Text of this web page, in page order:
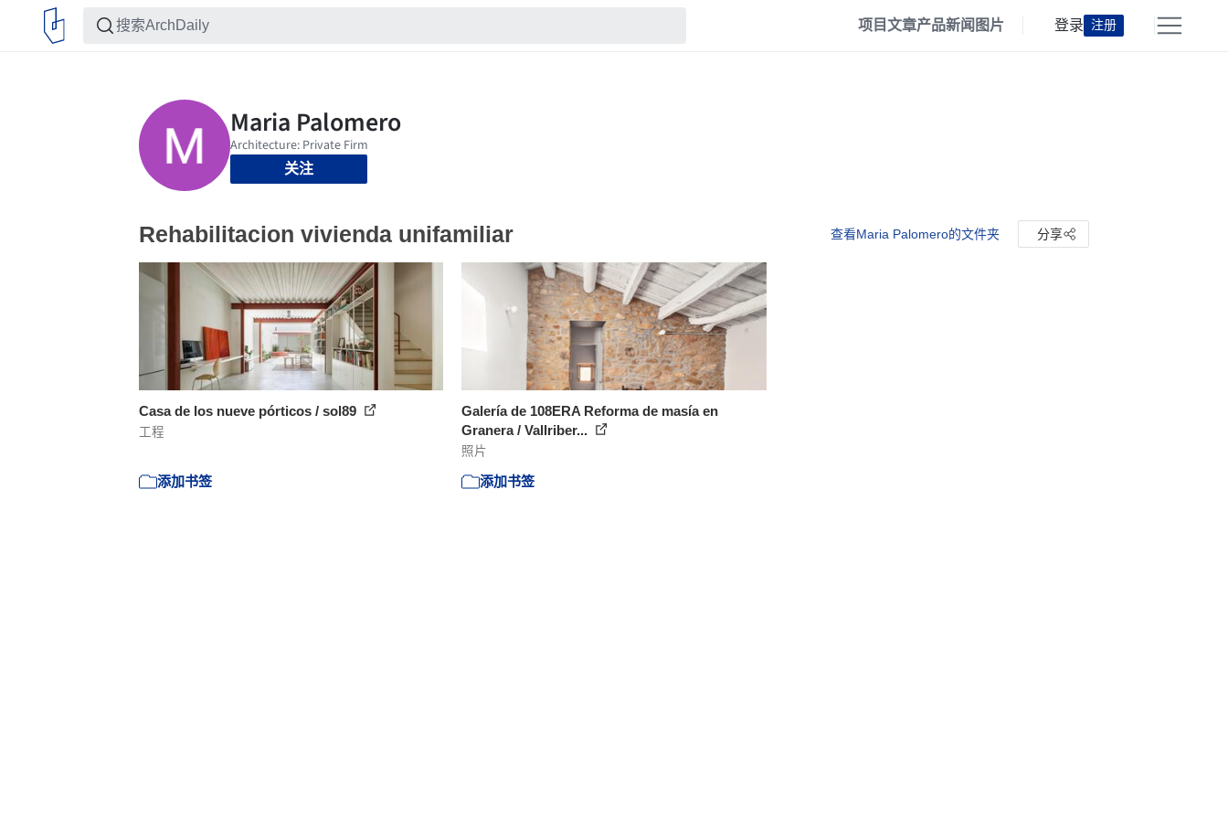
项目文章产品新闻 图片 登录 注册
关注
Rehabilitacion vivienda unifamiliar 查看Maria Palomero的文件夹 分享
Casa de los nueve pórticos / sol89
工程
添加书签
Galería de 108ERA Reforma de masía en
Granera / Vallriber...
照片
添加书签